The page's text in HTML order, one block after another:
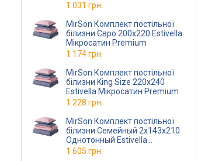
1 031 грн.
MirSon Комплект постільної
білизни Євро 200х220 Estivella
Мікросатин Premium
1 174 грн.
MirSon Комплект постільної
білизни King Size 220х240
Estivella Мікросатин Premium
1 228 грн.
MirSon Комплект постільної
білизни Семейный 2x143x210
Однотонный Estivella
Микросатин Premium
1 605 грн.